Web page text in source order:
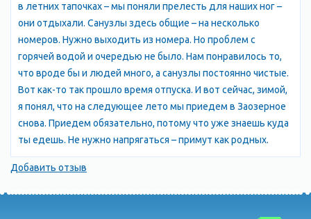
в летних тапочках – мы поняли прелесть для наших ног –
они отдыхали. Санузлы здесь общие – на несколько
номеров. Нужно выходить из номера. Но проблем с
горячей водой и очередью не было. Нам понравилось то,
что вроде бы и людей много, а санузлы постоянно чистые.
Вот как-то так прошло время отпуска. И вот сейчас, зимой,
я понял, что на следующее лето мы приедем в Заозерное
снова. Приедем обязательно, потому что уже знаешь куда
ты едешь. Не нужно напрягаться – примут как родных.
Добавить отзыв